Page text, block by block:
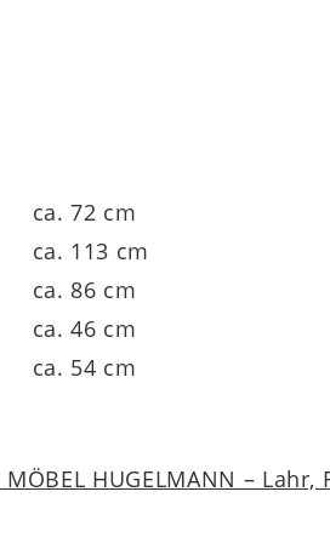
ca. 72 cm
ca. 113 cm
ca. 86 cm
ca. 46 cm
ca. 54 cm
MÖBEL HUGELMANN –